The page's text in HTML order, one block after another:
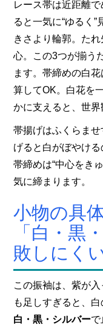
レース帯は近距離
ると一気に“ゆるく
きさより輪郭。た
心。この3つが揃う
ます。帯締めの白
算してOK。白花を
かに支えると、世界
帯揚げはふくらま
げると白がぼやける
帯締めは“中心をき
気に締まります。
小物の具
「白・黒
敗しにく
この振袖は、紫が
も足しすぎると、
白・黒・シルバーで